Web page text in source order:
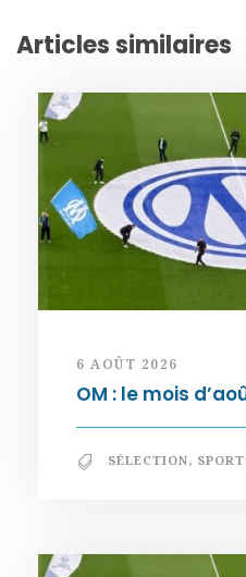
Articles similaires
6 AOÛT 2026
OM : le mois
SÉLECTION,